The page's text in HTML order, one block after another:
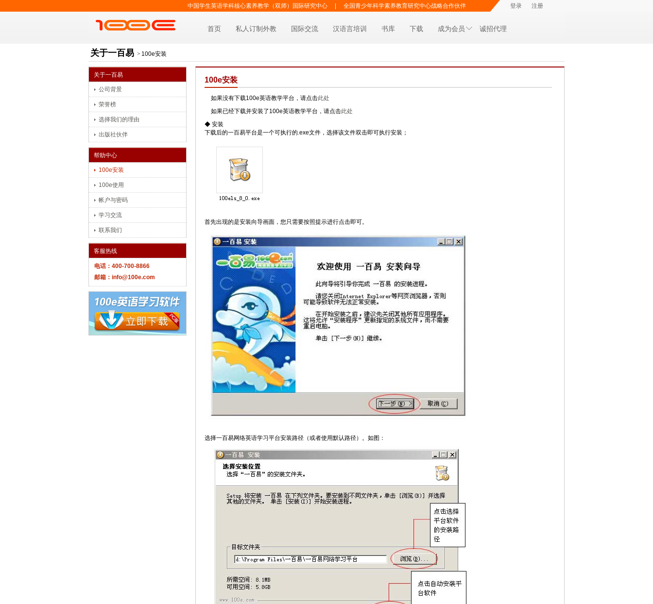
中国学生英语学科核心素养教学（双师）国际研究中心 全国青少年科学素养教育研究中心战略合作伙伴 登录 注册
首页 私人订制外教 国际交流 汉语言培训 书库 下载 成为会员 诚招代理
关于一百易 > 100e安装
关于一百易
公司背景
荣誉榜
选择我们的理由
出版社伙伴
帮助中心
100e安装
100e使用
帐户与密码
学习交流
联系我们
客服热线
电话：400-700-8866
邮箱：info@100e.com
100e安装
如果没有下载100e英语教学平台，请点击此处
如果已经下载并安装了100e英语教学平台，请点击此处
◆ 安装
下载后的一百易平台是一个可执行的.exe文件，选择该文件双击即可执行安装；
首先出现的是安装向导画面，您只需要按照提示进行点击即可。
选择一百易网络英语学习平台安装路径（或者使用默认路径）。如图：